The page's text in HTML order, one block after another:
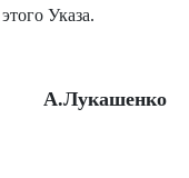
Указа.
А.Лукашенко